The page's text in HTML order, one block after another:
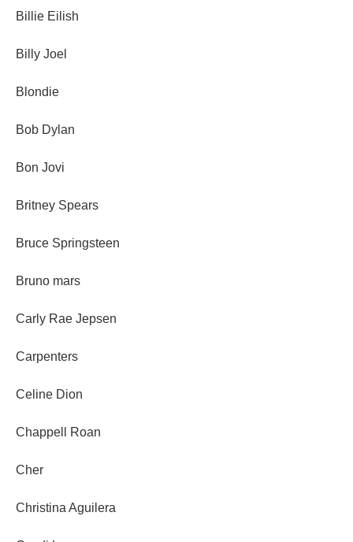
Billie Eilish
Billy Joel
Blondie
Bob Dylan
Bon Jovi
Britney Spears
Bruce Springsteen
Bruno mars
Carly Rae Jepsen
Carpenters
Celine Dion
Chappell Roan
Cher
Christina Aguilera